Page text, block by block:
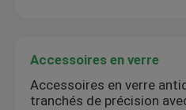
Accessoires en verre
Accessoires en verre
tranchés de précision